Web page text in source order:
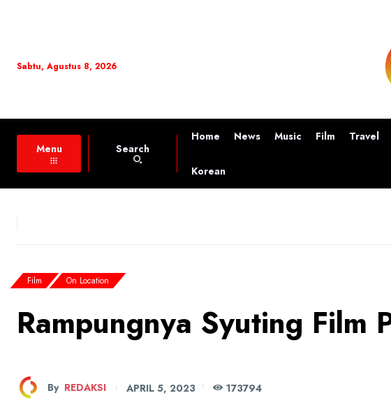
Sabtu, Agustus 8, 2026
Menu Search
Home News Music Film Travel
Korean
Film On Location
Rampungnya Syuting Film
By REDAKSI APRIL 5, 2023 173794